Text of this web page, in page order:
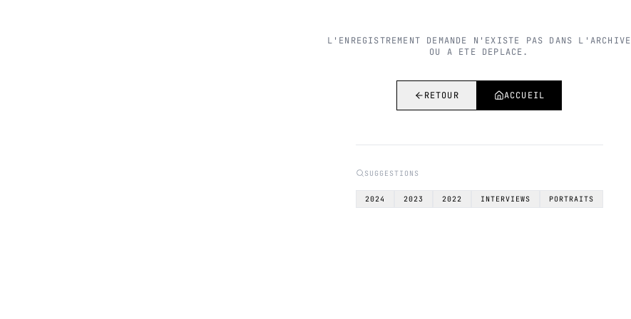
L'ENREGISTREMENT DEMANDE N'EXISTE PAS DANS L'ARCHIVE
OU A ETE DEPLACE.
RETOUR ACCUEIL
SUGGESTIONS
2024 2023 2022 INTERVIEWS PORTRAITS